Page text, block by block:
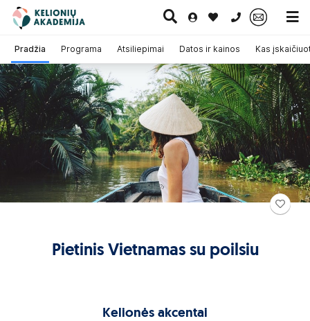
0 700 11007
Paskutinė
minutė
Pažintinės
kelionės
Egzotinės
kelionės
Kruizai
Pietinis Vietnamas su poilsiu
Pradžia Programa Atsiliepimai Datos ir kainos Kas
Kelionės akcentai